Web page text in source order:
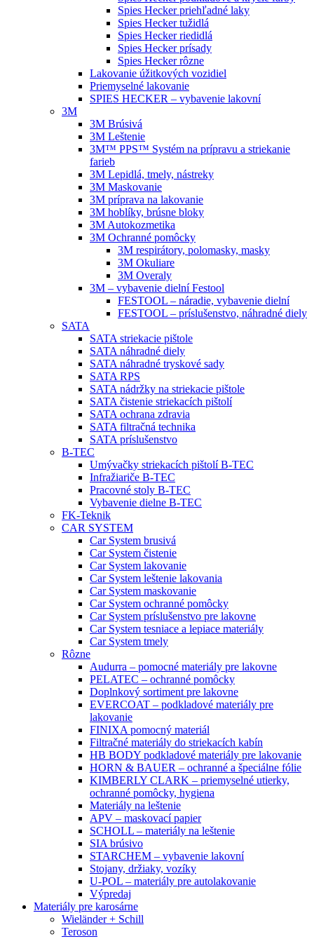
Spies Hecker priehľadné laky
Spies Hecker tužidlá
Spies Hecker riedidlá
Spies Hecker prísady
Spies Hecker rôzne
Lakovanie úžitkových vozidiel
Priemyselné lakovanie
SPIES HECKER – vybavenie lakovní
3M
3M Brúsivá
3M Leštenie
3M™ PPS™ Systém na prípravu a striekanie
farieb
3M Lepidlá, tmely, nástreky
3M Maskovanie
3M príprava na lakovanie
3M hoblíky, brúsne bloky
3M Autokozmetika
3M Ochranné pomôcky
3M respirátory, polomasky, masky
3M Okuliare
3M Overaly
3M – vybavenie dielní Festool
FESTOOL – náradie, vybavenie dielní
FESTOOL – príslušenstvo, náhradné diely
SATA
SATA striekacie pištole
SATA náhradné diely
SATA náhradné tryskové sady
SATA RPS
SATA nádržky na striekacie pištole
SATA čistenie striekacích pištolí
SATA ochrana zdravia
SATA filtračná technika
SATA príslušenstvo
B-TEC
Umývačky striekacích pištolí B-TEC
Infražiariče B-TEC
Pracovné stoly B-TEC
Vybavenie dielne B-TEC
FK-Teknik
CAR SYSTEM
Car System brusivá
Car System čistenie
Car System lakovanie
Car System leštenie lakovania
Car System maskovanie
Car System ochranné pomôcky
Car System príslušenstvo pre lakovne
Car System tesniace a lepiace materiály
Car System tmely
Rôzne
Audurra – pomocné materiály pre lakovne
PELATEC – ochranné pomôcky
Doplnkový sortiment pre lakovne
EVERCOAT – podkladové materiály pre
lakovanie
FINIXA pomocný materiál
Filtračné materiály do striekacích kabín
HB BODY podkladové materiály pre lakovanie
HORN & BAUER – ochranné a špeciálne fólie
KIMBERLY CLARK – priemyselné utierky,
ochranné pomôcky, hygiena
Materiály na leštenie
APV – maskovací papier
SCHOLL – materiály na leštenie
SIA brúsivo
STARCHEM – vybavenie lakovní
Stojany, držiaky, vozíky
U-POL – materiály pre autolakovanie
Výpredaj
Materiály pre karosárne
Wieländer + Schill
Teroson